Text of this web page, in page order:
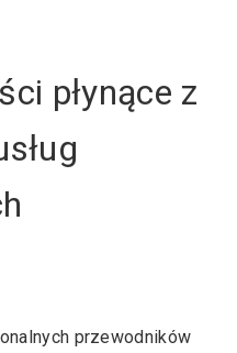
płynące z
przewodników